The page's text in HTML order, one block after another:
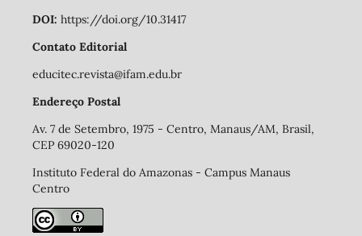
DOI: https://doi.org/10.31417
Contato Editorial
educitec.revista@ifam.edu.br
Endereço Postal
Av. 7 de Setembro, 1975 - Centro, Manaus/AM, Brasil,
CEP 69020-120
Instituto Federal do Amazonas - Campus Manaus
Centro